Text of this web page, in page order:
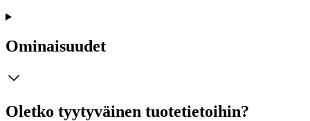
Ominaisuudet
Oletko tyytyväinen tuotetietoihin?